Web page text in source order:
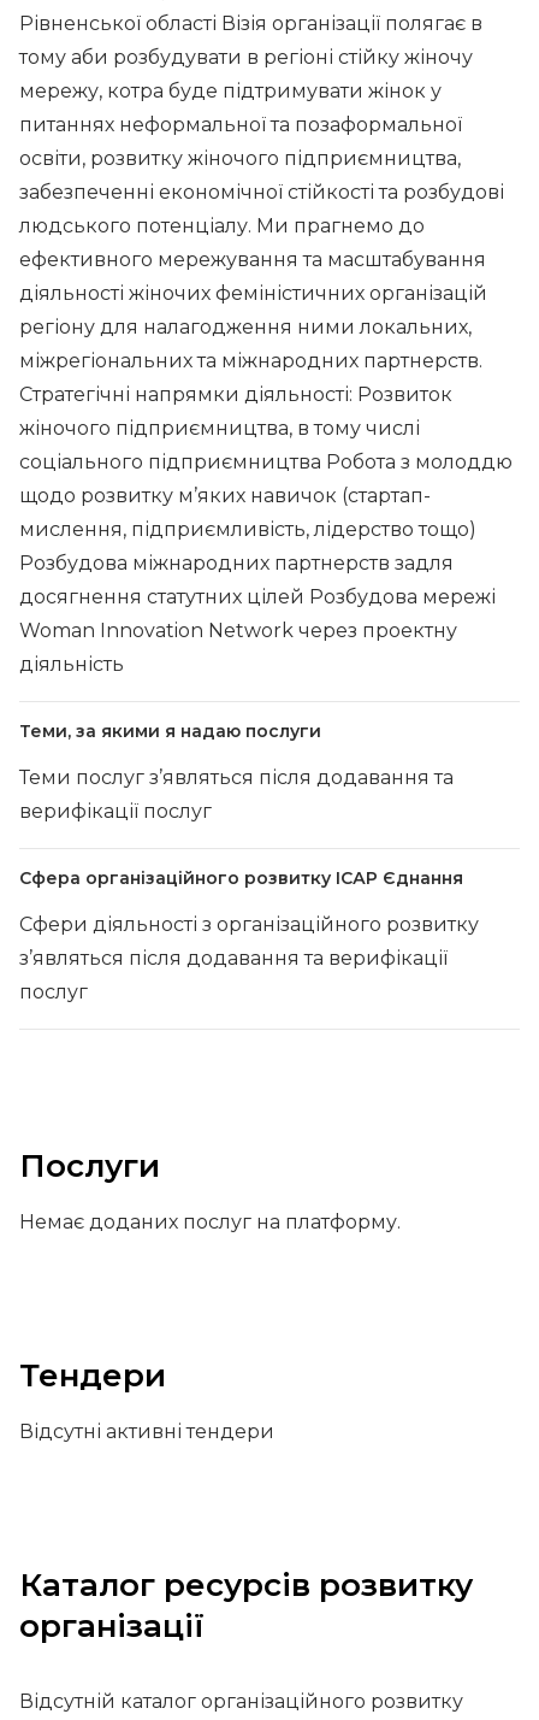
Рівненської області Візія організації полягає в
тому аби розбудувати в регіоні стійку жіночу
мережу, котра буде підтримувати жінок у
питаннях неформальної та позаформальної
освіти, розвитку жіночого підприємництва,
забезпеченні економічної стійкості та розбудові
людського потенціалу. Ми прагнемо до
ефективного мережування та масштабування
діяльності жіночих феміністичних організацій
регіону для налагодження ними локальних,
міжрегіональних та міжнародних партнерств.
Стратегічні напрямки діяльності: Розвиток
жіночого підприємництва, в тому числі
соціального підприємництва Робота з молоддю
щодо розвитку м’яких навичок (стартап-
мислення, підприємливість, лідерство тощо)
Розбудова міжнародних партнерств задля
досягнення статутних цілей Розбудова мережі
Woman Innovation Network через проектну
діяльність
Теми, за якими я надаю послуги
Теми послуг з’являться після додавання та
верифікації послуг
Сфера організаційного розвитку ІСАР Єднання
Сфери діяльності з організаційного розвитку
з’являться після додавання та верифікації
послуг
Послуги
Немає доданих послуг на платформу.
Тендери
Відсутні активні тендери
Каталог ресурсів розвитку
організації
Відсутній каталог організаційного розвитку